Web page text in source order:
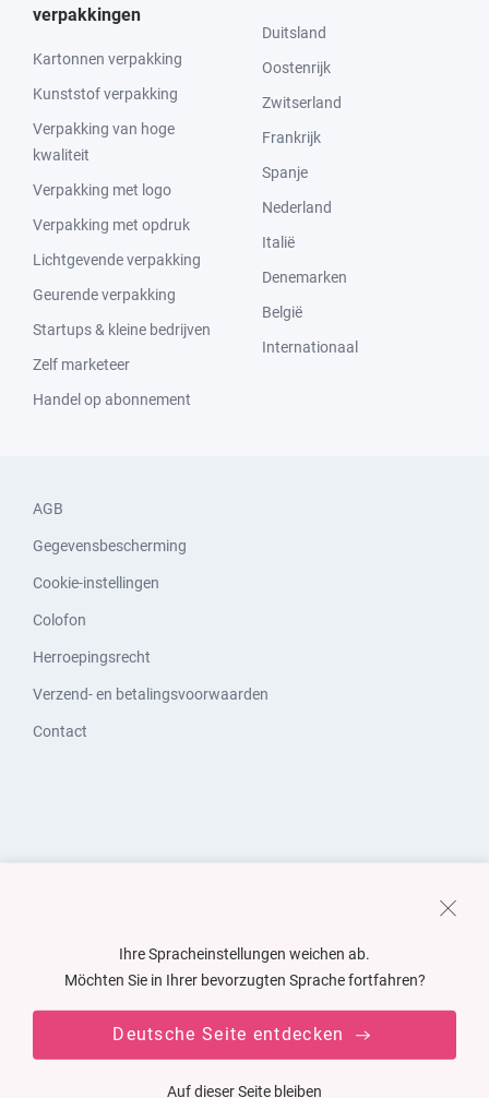
verpakkingen
Kartonnen verpakking
Kunststof verpakking
Verpakking van hoge
kwaliteit
Verpakking met logo
Verpakking met opdruk
Lichtgevende verpakking
Geurende verpakking
Startups & kleine bedrijven
Zelf marketeer
Handel op abonnement
Duitsland
Oostenrijk
Zwitserland
Frankrijk
Spanje
Nederland
Italië
Denemarken
België
Internationaal
AGB
Gegevensbescherming
Cookie-instellingen
Colofon
Herroepingsrecht
Verzend- en betalingsvoorwaarden
Contact
Ihre Spracheinstellungen weichen ab.
Möchten Sie in Ihrer bevorzugten Sprache fortfahren?
Deutsche Seite entdecken
Auf dieser Seite bleiben